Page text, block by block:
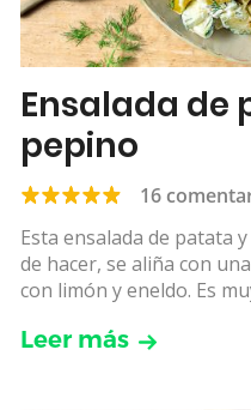
Ensalada de
pepino
16
Esta ensalada de patata
de hacer, se aliña con
con limón y eneldo. Es
Leer más